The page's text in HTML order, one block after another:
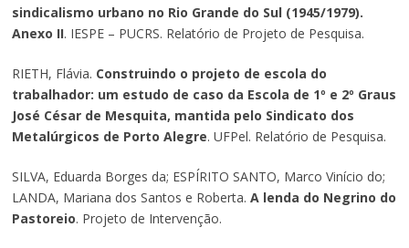
sindicalismo urbano no Rio Grande do Sul (1945/1979).
Anexo II. IESPE – PUCRS. Relatório de Projeto de Pesquisa.
RIETH, Flávia. Construindo o projeto de escola do
trabalhador: um estudo de caso da Escola de 1º e 2º Graus
José César de Mesquita, mantida pelo Sindicato dos
Metalúrgicos de Porto Alegre. UFPel. Relatório de Pesquisa.
SILVA, Eduarda Borges da; ESPÍRITO SANTO, Marco Vinício do;
LANDA, Mariana dos Santos e Roberta. A lenda do Negrino do
Pastoreio. Projeto de Intervenção.